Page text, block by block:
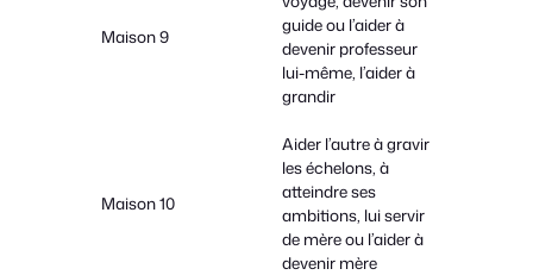
Maison 9
guide ou l’aider à
devenir professeur
lui-même, l’aider à
grandir
Maison 10
Aider l’autre à gravir
les échelons, à
atteindre ses
ambitions, lui servir
de mère ou l’aider à
devenir mère